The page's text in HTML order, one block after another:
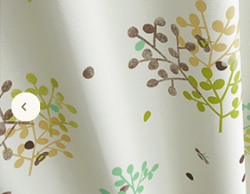
キッチン・雑貨・日用品
寝具・ベッド
カーテン・ラグ・ファブリック
美容・健康通販すべて
美容・健康・サプリメント
制服・スクールすべて
制服・学生服
ジュニア・ティーンズ下着
大きいサイズ
大きいサイズ通販すべて
大きいサイズ レディース服
バーゲン
バーゲンセール
詳細検索
カーテン・ラグ・ファブリック
美容・健康・サプリメント
制服・スクールすべて
制服・学生服
ジュニア・ティーンズ下着
大きいサイズ通販すべて
大きいサイズ レディース服
大きいサイズ レディース下着
バーゲン
バーゲンセール
シークレットセール
詳細検索
商品カテゴリ一覧